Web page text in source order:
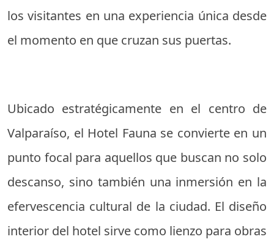
los visitantes en una experiencia única desde
el momento en que cruzan sus puertas.
Ubicado estratégicamente en el centro de
Valparaíso, el Hotel Fauna se convierte en un
punto focal para aquellos que buscan no solo
descanso, sino también una inmersión en la
efervescencia cultural de la ciudad. El diseño
interior del hotel sirve como lienzo para obras